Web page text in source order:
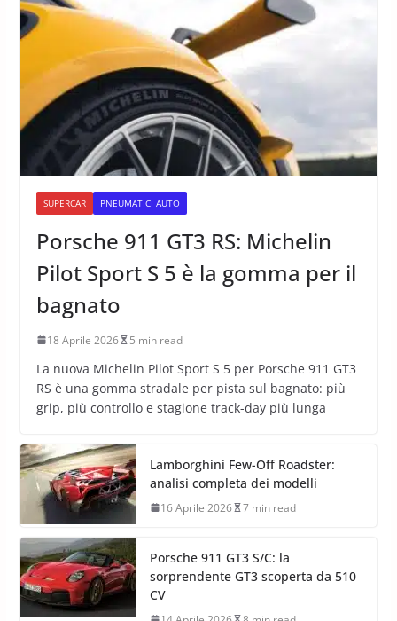
SUPERCAR PNEUMATICI AUTO
Porsche 911 GT3 RS: Michelin
Pilot Sport S 5 è la gomma per il
bagnato
18 Aprile 2026 5 min read
La nuova Michelin Pilot Sport S 5 per Porsche 911 GT3
RS è una gomma stradale per pista sul bagnato: più
grip, più controllo e stagione track-day più lunga
Lamborghini Few-Off Roadster:
analisi completa dei modelli
16 Aprile 2026 7 min read
Porsche 911 GT3 S/C: la
sorprendente GT3 scoperta da 510
CV